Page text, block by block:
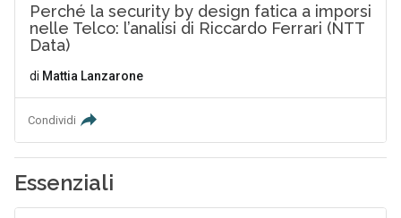
Perché la security by design fatica a imporsi
nelle Telco: l’analisi di Riccardo Ferrari (NTT
Data)
di Mattia Lanzarone
Condividi
Essenziali